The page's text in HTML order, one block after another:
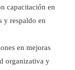
capacitación en
y respaldo en
en mejoras
organizativa y